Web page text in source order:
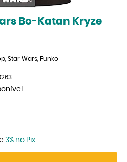
Bo-Katan Kryze
Star Wars Funko
3% no Pix